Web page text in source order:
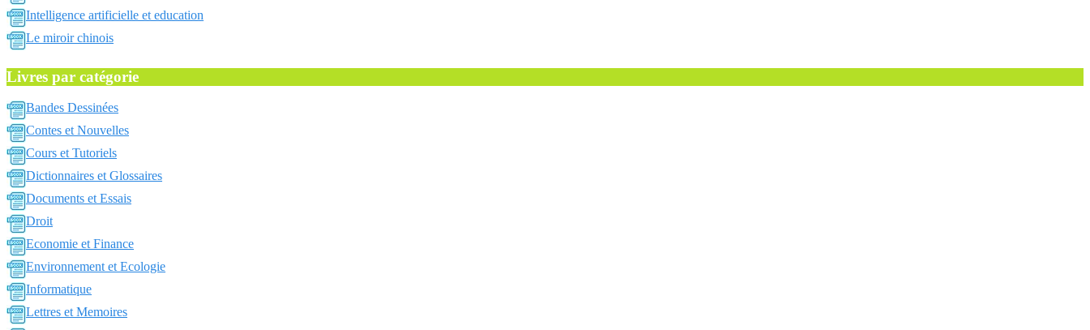
Intelligence artificielle et education
Le miroir chinois
Livres par catégorie
Bandes Dessinées
Contes et Nouvelles
Cours et Tutoriels
Dictionnaires et Glossaires
Documents et Essais
Droit
Economie et Finance
Environnement et Ecologie
Informatique
Lettres et Memoires